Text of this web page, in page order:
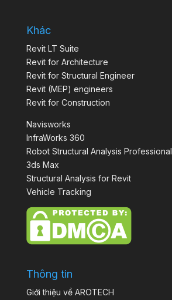
Khác
Revit LT Suite
Revit for Architecture
Revit for Structural Engineer
Revit (MEP) engineers
Revit for Construction
Navisworks
InfraWorks 360
Robot Structural Analysis Professional
3ds Max
Structural Analysis for Revit
Vehicle Tracking
Thông tin
Giới thiệu về AROTECH